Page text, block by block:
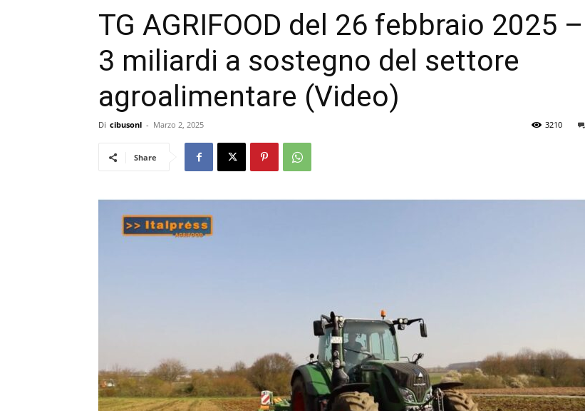
TG AGRIFOOD del 26 febbraio 2025 –
3 miliardi a sostegno del settore
agroalimentare (Video)
Di cibusonl - Marzo 2, 2025 3210
Share